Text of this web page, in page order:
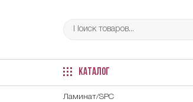
КАТАЛОГ
Ламинат/SPC